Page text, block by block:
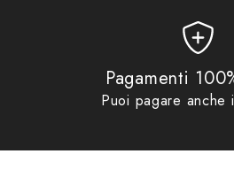
Pagamenti
Puoi pagare anche